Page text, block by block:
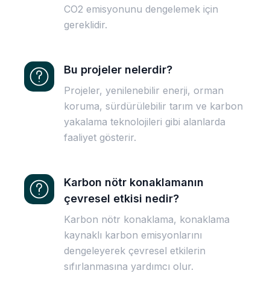
CO2 emisyonunu dengelemek için
gereklidir.
Bu projeler nelerdir?
Projeler, yenilenebilir enerji, orman
koruma, sürdürülebilir tarım ve karbon
yakalama teknolojileri gibi alanlarda
faaliyet gösterir.
Karbon nötr konaklamanın
çevresel etkisi nedir?
Karbon nötr konaklama, konaklama
kaynaklı karbon emisyonlarını
dengeleyerek çevresel etkilerin
sıfırlanmasına yardımcı olur.